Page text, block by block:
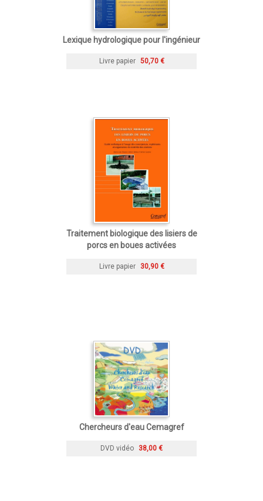
Lexique hydrologique pour l'ingénieur
Livre papier 50,70 €
Traitement biologique des lisiers de
porcs en boues activées
Livre papier 30,90 €
Chercheurs d'eau Cemagref
DVD vidéo 38,00 €